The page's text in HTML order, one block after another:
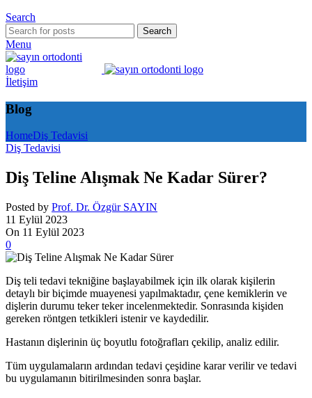
Search
Search
Menu
İletişim
Blog
HomeDiş Tedavisi
Diş Tedavisi
Diş Teline Alışmak Ne Kadar Sürer?
Posted by Prof. Dr. Özgür SAYIN
11 Eylül 2023
On 11 Eylül 2023
0
Diş teli tedavi tekniğine başlayabilmek için ilk olarak kişilerin
detaylı bir biçimde muayenesi yapılmaktadır, çene kemiklerin ve
dişlerin durumu teker teker incelenmektedir. Sonrasında kişiden
gereken röntgen tetkikleri istenir ve kaydedilir.
Hastanın dişlerinin üç boyutlu fotoğrafları çekilip, analiz edilir.
Tüm uygulamaların ardından tedavi çeşidine karar verilir ve tedavi
bu uygulamanın bitirilmesinden sonra başlar.